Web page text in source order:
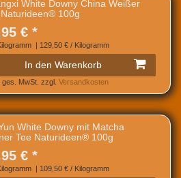
White Downy China Weißer
100g
€ *
| 129,50 € / Kilogramm
In den Warenkorb
ges. MwSt. zzgl. Versandkosten
White Downy mit Matcha
Tee Naturideen® 100g
€ *
| 109,50 € / Kilogramm